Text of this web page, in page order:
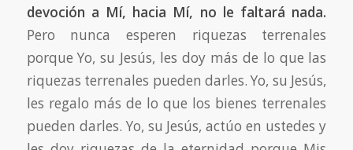
devoción a Mí, hacia Mí, no le faltará nada.
Pero nunca esperen riquezas terrenales
porque Yo, su Jesús, les doy más de lo que las
riquezas terrenales pueden darles. Yo, su Jesús,
les regalo más de lo que los bienes terrenales
pueden darles. Yo, su Jesús, actúo en ustedes y